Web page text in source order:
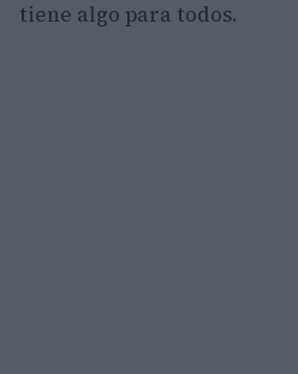
tiene algo para todos.